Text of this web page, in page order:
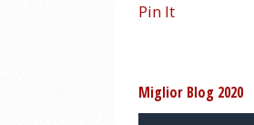
Pin It
Miglior Blog 2020